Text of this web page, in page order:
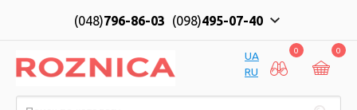
(048)796-86-03 (098)495-07-40
UA
RU
0 0